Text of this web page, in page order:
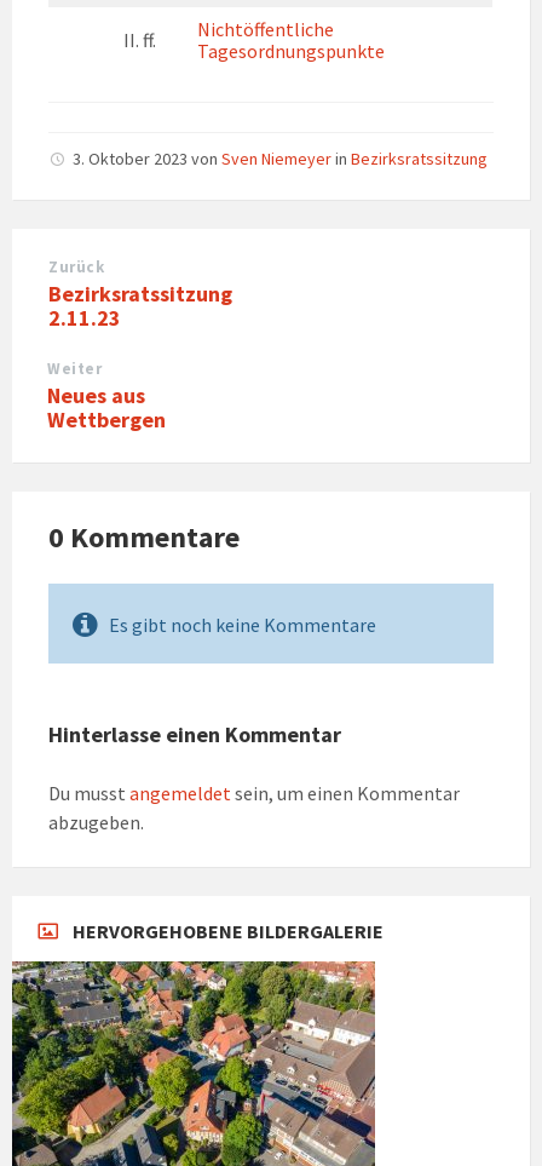
II. ff.
Nichtöffentliche
Tagesordnungspunkte
3. Oktober 2023 von Sven Niemeyerin Bezirksratssitzung
Zurück
Bezirksratssitzung
2.11.23
Weiter
Neues aus
Wettbergen
0 Kommentare
Es gibt noch keine Kommentare
Hinterlasse einen Kommentar
Du musst angemeldetsein, um einen Kommentar
abzugeben.
HERVORGEHOBENE BILDERGALERIE